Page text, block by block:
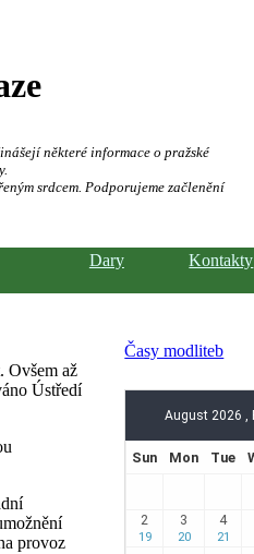
některé informace o pražské
srdcem. Podporujeme začlenění
Dary Kontakty
Ovšem až
Ústředí
provoz
Časy modliteb